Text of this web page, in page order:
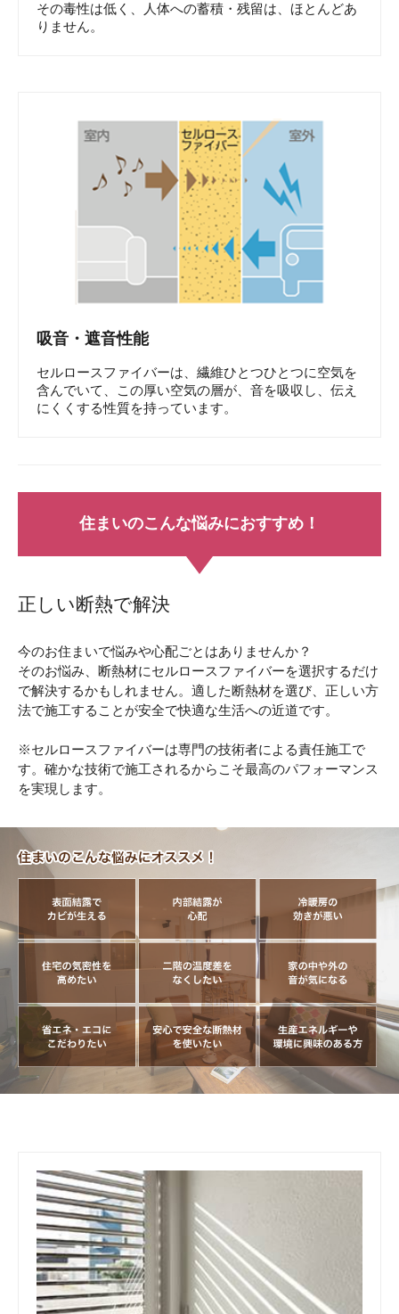
その毒性は低く、人体への蓄積・残留は、ほとんどあ
りません。
吸音・遮音性能
セルロースファイバーは、繊維ひとつひとつに空気を
含んでいて、この厚い空気の層が、音を吸収し、伝え
にくくする性質を持っています。
住まいのこんな悩みにおすすめ！
正しい断熱で解決
今のお住まいで悩みや心配ごとはありませんか？
そのお悩み、断熱材にセルロースファイバーを選択するだけ
で解決するかもしれません。適した断熱材を選び、正しい方
法で施工することが安全で快適な生活への近道です。
※セルロースファイバーは専門の技術者による責任施工で
す。確かな技術で施工されるからこそ最高のパフォーマンス
を実現します。